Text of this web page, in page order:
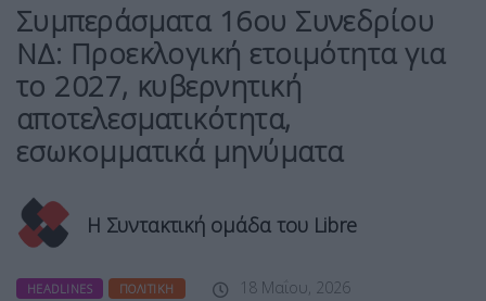
Συμπεράσματα 16ου Συνεδρίου
ΝΔ: Προεκλογική ετοιμότητα για
το 2027, κυβερνητική
αποτελεσματικότητα,
εσωκομματικά μηνύματα
Η Συντακτική ομάδα του Libre
HEADLINES ΠΟΛΙΤΙΚΉ 18 Μαΐου, 2026